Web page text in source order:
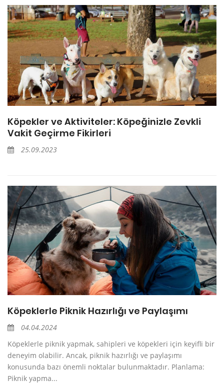
Köpekler ve Aktiviteler: Köpeğinizle Zevkli
Vakit Geçirme Fikirleri
25.09.2023
Köpeklerle Piknik Hazırlığı ve Paylaşımı
04.04.2024
Köpeklerle piknik yapmak, sahipleri ve köpekleri için keyifli bir
deneyim olabilir. Ancak, piknik hazırlığı ve paylaşımı
konusunda bazı önemli noktalar bulunmaktadır. Planlama:
Piknik yapma...